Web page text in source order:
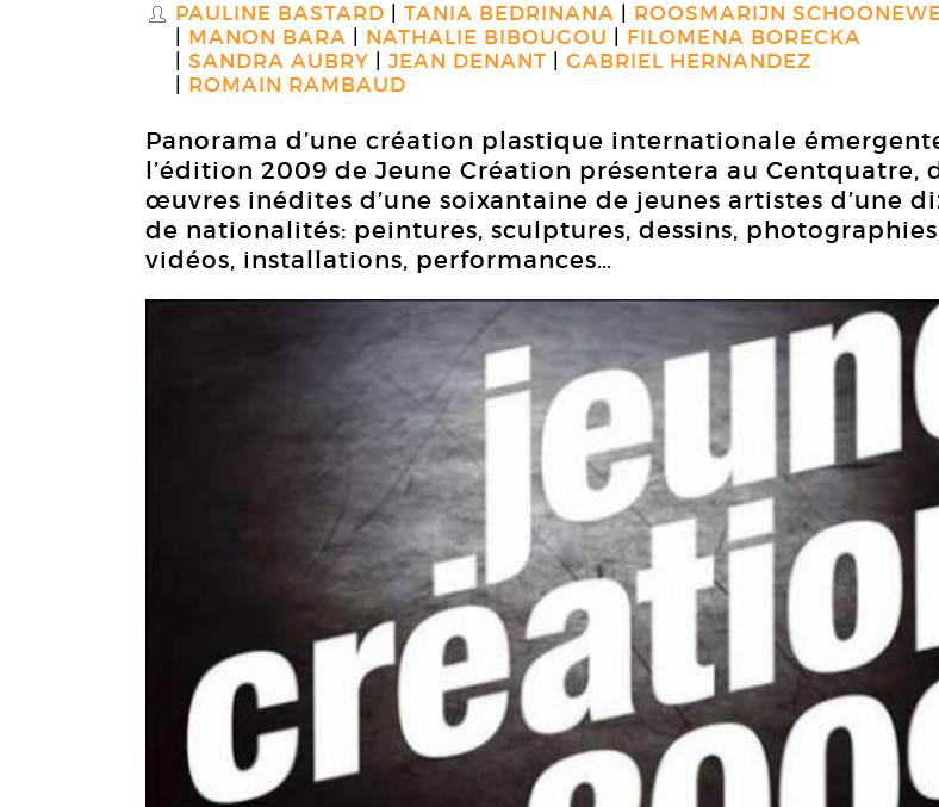
S PAULINE BASTARD TANIA BEDRINANA
ROOSMARIJN
MANON BARA
NATHALIE BIBOUGOU
FILOMENA BORECKA
SANDRA AUBRY
JEAN DENANT
GABRIEL HERNANDEZ
ROMAIN RAMBAUD
Panorama d’une création plastique internationale
l’édition 2009 de Jeune Création présentera au Centquatre,
œuvres inédites d’une soixantaine de jeunes artistes d’une
de nationalités: peintures, sculptures, dessins,
vidéos, installations, performances…